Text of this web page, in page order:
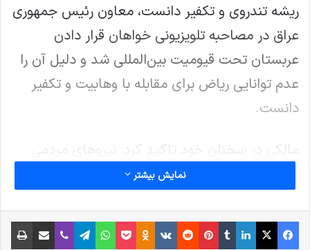
ریشه تندروی و تکفیر دانست، معاون رئیس جمهوری
عراق در مصاحبه تلویزیونی خواهان قرار دادن
عربستان تحت قیومیت بین‌المللی شد و دلیل آن را
عدم توانایی ریاض برای مقابله با وهابیت و تکفیر
دانست.
مالکی در سخنان خود تاکید کرد: نیروهای مردمی
توطئه برخی طرف‌ها را که با تجمع در چادرهای
اراده محکم دولت و رزمندگان مقاوم مانع سقوط
نمایش بیشتر
فیس بوک X لینکدین
‫تامبلر‫پین‌ترست
‫رددیت‫VKontakte
‫Odnoklassniki
پاکتواتس آپ تلگراموایبر اشتراک گذاری از طریق ایمیل